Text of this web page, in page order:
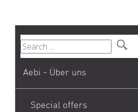
Aebi - Über uns
Special offers